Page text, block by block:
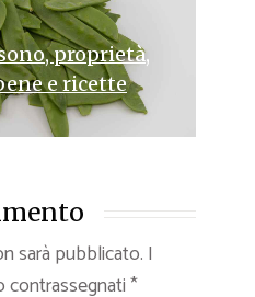
proprietà,
e ricette
sarà pubblicato. I
*